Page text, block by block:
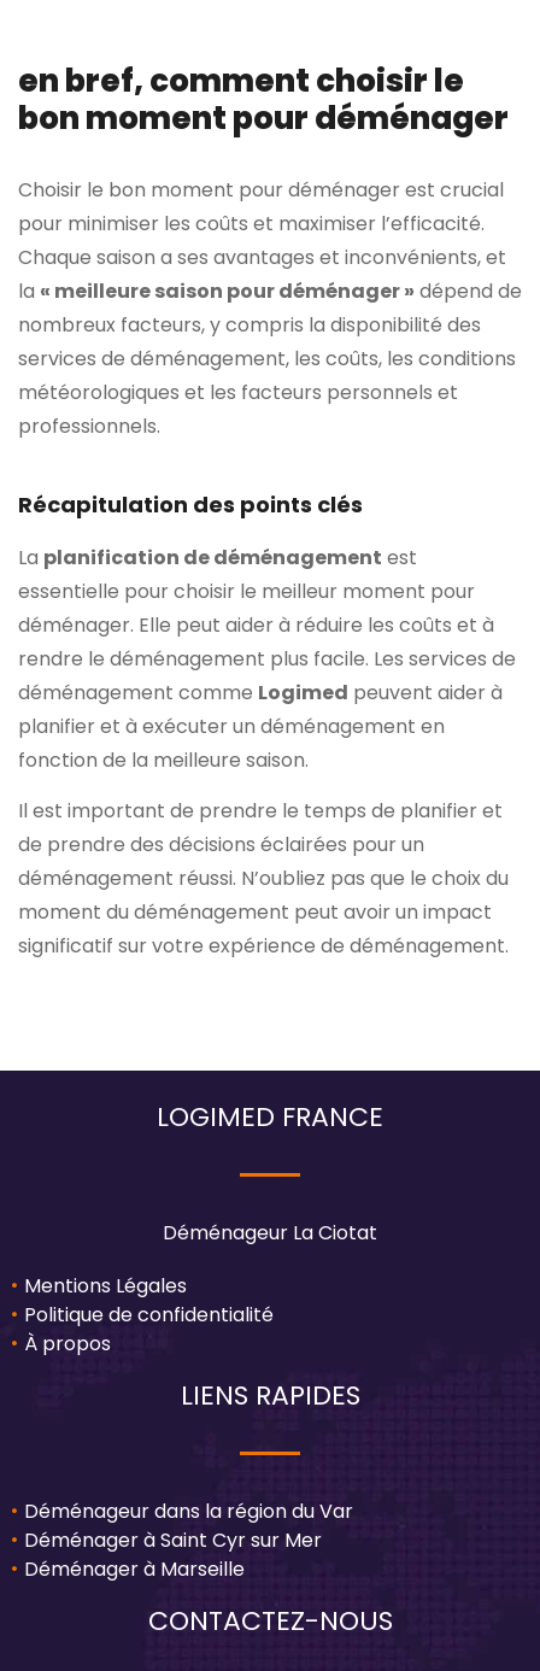
en bref, comment choisir le
bon moment pour déménager
Choisir le bon moment pour déménager est crucial
pour minimiser les coûts et maximiser l’efficacité.
Chaque saison a ses avantages et inconvénients, et
la « meilleure saison pour déménager » dépend de
nombreux facteurs, y compris la disponibilité des
services de déménagement, les coûts, les conditions
météorologiques et les facteurs personnels et
professionnels.
Récapitulation des points clés
La planification de déménagement est
essentielle pour choisir le meilleur moment pour
déménager. Elle peut aider à réduire les coûts et à
rendre le déménagement plus facile. Les services de
déménagement comme Logimed peuvent aider à
planifier et à exécuter un déménagement en
fonction de la meilleure saison.
Il est important de prendre le temps de planifier et
de prendre des décisions éclairées pour un
déménagement réussi. N’oubliez pas que le choix du
moment du déménagement peut avoir un impact
significatif sur votre expérience de déménagement.
LOGIMED FRANCE
Déménageur La Ciotat
Mentions Légales
Politique de confidentialité
À propos
LIENS RAPIDES
Déménageur dans la région du Var
Déménager à Saint Cyr sur Mer
Déménager à Marseille
CONTACTEZ-NOUS